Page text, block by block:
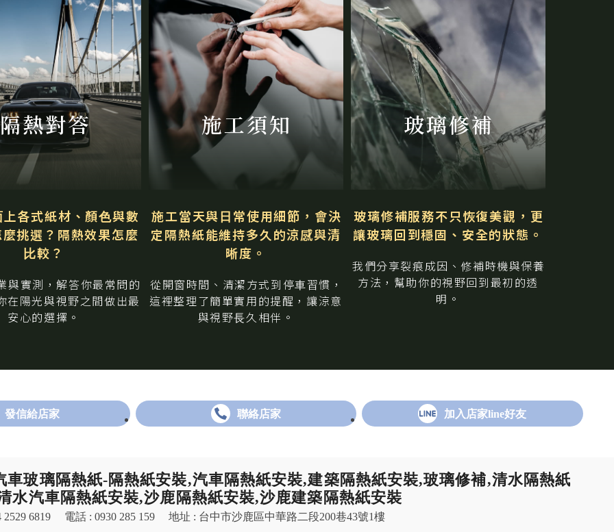
隔熱對答
各式紙材、顏⾊與數
挑選？隔熱效果怎麼
⽐較？
與實測，解答你最常問的
在陽光與視野之間做出最
安⼼的選擇。
施⼯須知
施⼯當天與⽇常使⽤細節， 會決
定隔熱紙能維持多久的涼感與清
晰度。
從開窗時間、清潔⽅式到停⾞習慣，
這裡整理了簡單實⽤的提醒，讓涼意
與視野⾧久相伴。
玻璃修補
玻璃修補服務不只恢復美觀， 更
讓玻璃回到穩固、安全的狀態。
我們分享裂痕成因、修補時機與保養
⽅法， 幫助你的視野回到最初的透
明。
發信給店家 聯絡店家 加入店家line好友
車玻璃隔熱紙-隔熱紙安裝,汽車隔熱紙安裝,建築隔熱紙安裝,玻璃修補,清水隔熱紙
水汽車隔熱紙安裝,沙鹿隔熱紙安裝,沙鹿建築隔熱紙安裝
2529 6819 電話 : 0930 285 159 地址 : 台中市沙鹿區中華路二段200巷43號1樓